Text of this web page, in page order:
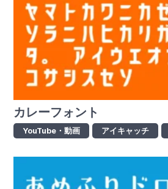
カレーフォント
YouTube・動画 アイキャッチ